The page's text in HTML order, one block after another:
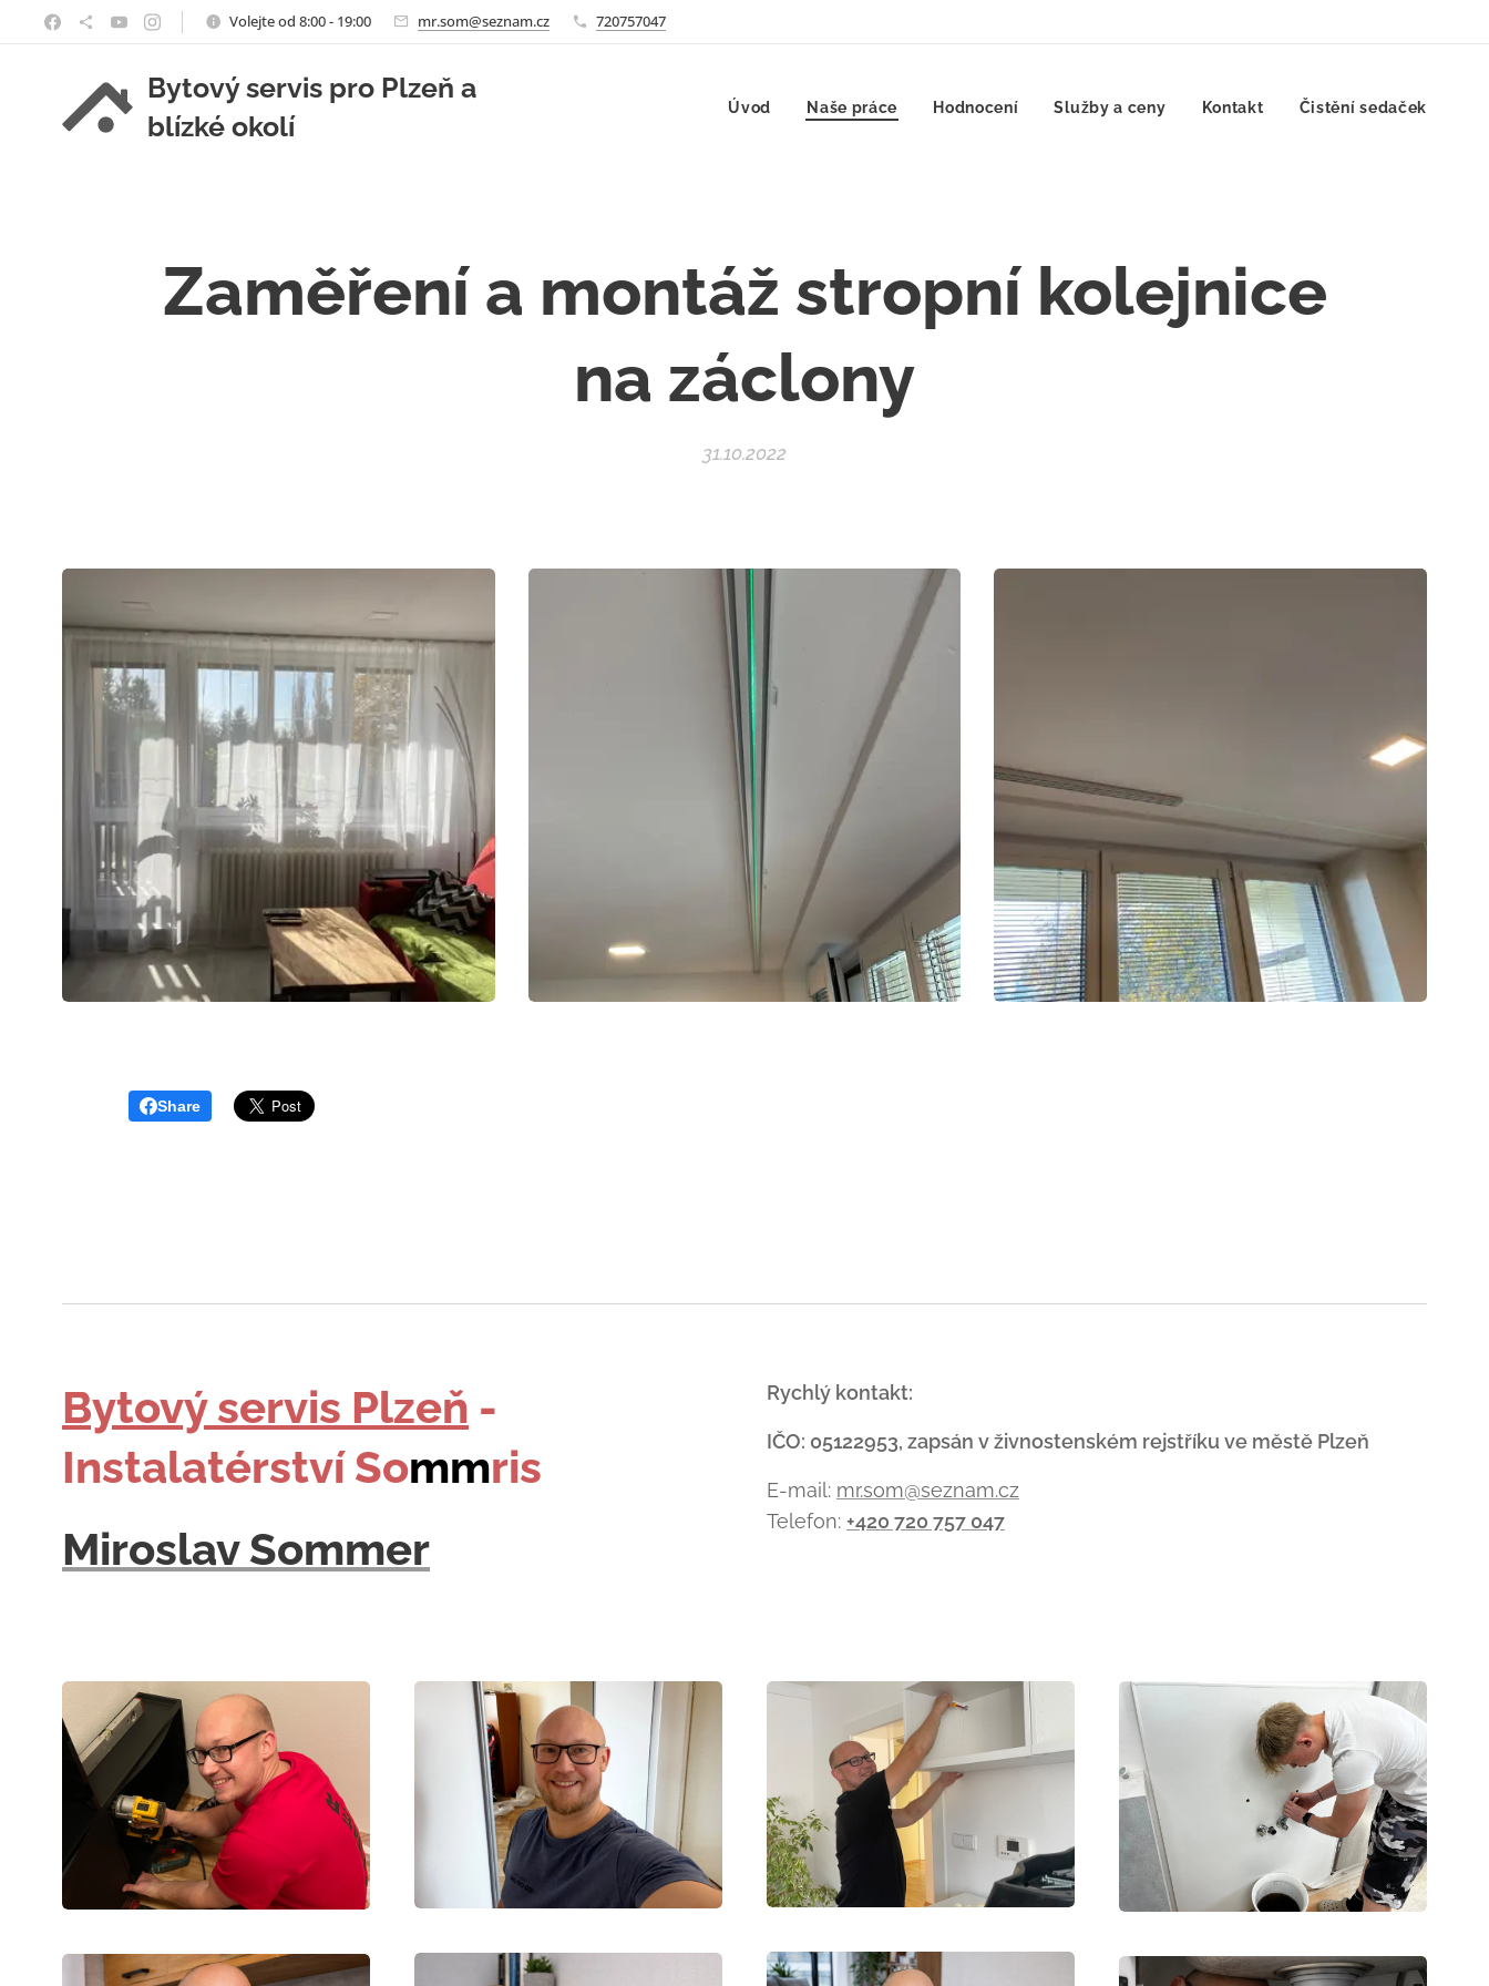
Volejte od 8:00 - 19:00 mr.som@seznam.cz 720757047
Bytový servis pro Plzeň a
blízké okolí
Úvod Naše práce Hodnocení Služby a ceny Kontakt Čistění sedaček
Zaměření a montáž stropní kolejnice
na záclony
31.10.2022
Share
Bytový servis Plzeň -
Instalatérství Sommris
Miroslav Sommer
Rychlý kontakt:
IČO: 05122953, zapsán v živnostenském rejstříku ve městě Plzeň
E-mail: mr.som@seznam.cz
Telefon: +420 720 757 047